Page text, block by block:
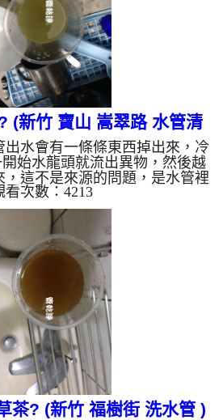
龍頭出水變...
(新竹 寶山 嵩翠路 水管清
洗 )
出水會有一條條東西掉出來，冷
始水龍頭就流出異物，然後越
，這不是來源的問題，是水管裡
水管裡的異物不斷流出來，水
，髒東西也越來越少，最後變成
管 是利用 高週波水管清洗機 ，
讓水管管壁的鐵鏽及生物膜軟
合，產生阻力，這時高周波就會
雜質沖出來。 有時候把水塔洗
變小了，就是髒東西卡到水管裡
面了。 或...
看次數：4213
茶? (新竹 福樹街 洗水管 )